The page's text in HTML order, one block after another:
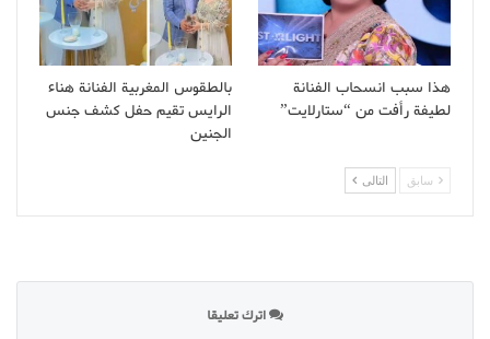
هذا سبب انسحاب الفنانة
لطيفة رأفت من “ستارلايت”
بالطقوس المغربية الفنانة هناء
الرايس تقيم حفل كشف جنس
الجنين
سابق التالى
اترك تعليقا